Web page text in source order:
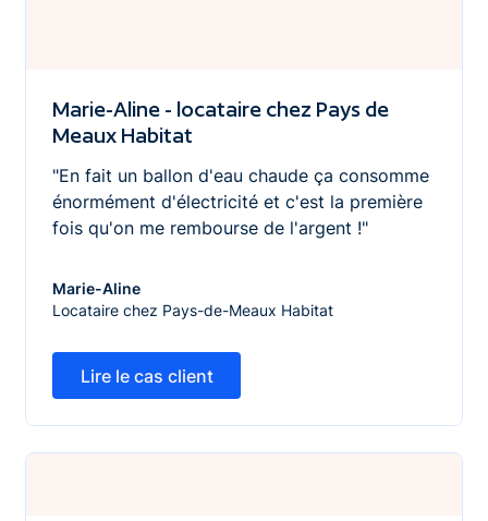
Marie-Aline - locataire chez Pays de
Meaux Habitat
"En fait un ballon d'eau chaude ça consomme
énormément d'électricité et c'est la première
fois qu'on me rembourse de l'argent !"
Marie-Aline
Locataire chez Pays-de-Meaux Habitat
Lire le cas client
Lire le cas client